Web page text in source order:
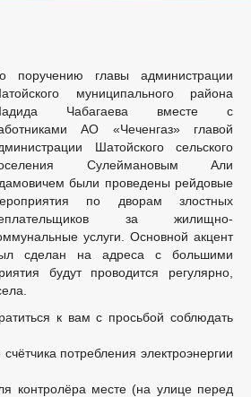
поручению главы администрации
муниципального района
Чабагаева вместе с
АО «Чеченгаз» главой
Шатойского сельского
Сулеймановым Али
были проведены рейдовые
по дворам злостных
за жилищно-
услуги. Основной акцент
сделан на адреса с большими
будут проводится регулярно,
к вам с просьбой соблюдать
потребления электроэнергии
контролёра месте (на улице перед